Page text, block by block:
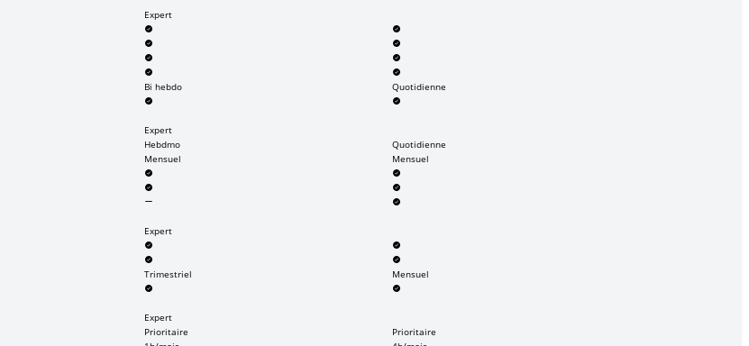
Expert
Bi hebdo
Quotidienne
Expert
Hebdmo
Quotidienne
Mensuel
Mensuel
Expert
Trimestriel
Mensuel
Expert
Prioritaire
Prioritaire